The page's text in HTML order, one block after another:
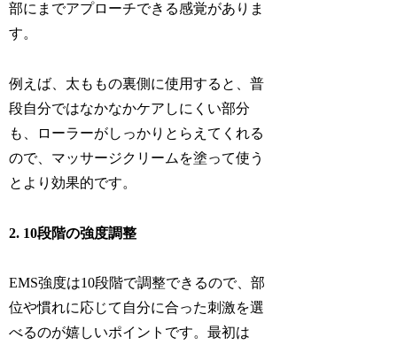
部にまでアプローチできる感覚がありま
す。
例えば、太ももの裏側に使用すると、普
段自分ではなかなかケアしにくい部分
も、ローラーがしっかりとらえてくれる
ので、マッサージクリームを塗って使う
とより効果的です。
2. 10段階の強度調整
EMS強度は10段階で調整できるので、部
位や慣れに応じて自分に合った刺激を選
べるのが嬉しいポイントです。最初は